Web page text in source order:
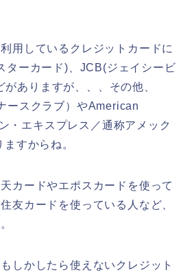
用しているクレジットカードに
ターカード)、JCB(ジェイシービ
ありますが、、、その他、
ースクラブ）やAmerican
・エキスプレス／通称アメック
すからね。
カードやエポスカードを使って
友カードを使っている人など、
しかしたら使えないクレジット